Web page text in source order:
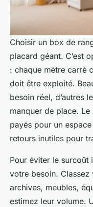
Choisir un box de
placard géant. C’est
: chaque mètre carré
doit être exploité.
besoin réel, d’autres
manquer de place.
payés pour un
retours inutiles pour
Pour éviter le surcoût
votre besoin.
archives, meubles,
estimez leur volume.